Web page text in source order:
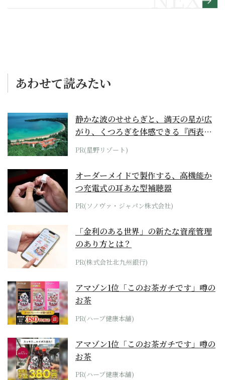
あわせて読みたい
静かな波のせせらぎと、満天の星が広
がり、くつろぎを体感できる『西表島
ホテル by...
PR(星野リゾート)
オーダーメイドで製作する、高機能か
つ充電式の耳あな型補聴器
PR(ソノヴァ・ジャパン株式会社)
「金利のある世界」の新たな資産管理
のあり方とは？
PR(株式会社北九州銀行)
アマゾン1位「このお茶ガチです」噂の
お茶
PR(ハーブ健康本舗)
アマゾン1位「このお茶ガチです」噂の
お茶
PR(ハーブ健康本舗)